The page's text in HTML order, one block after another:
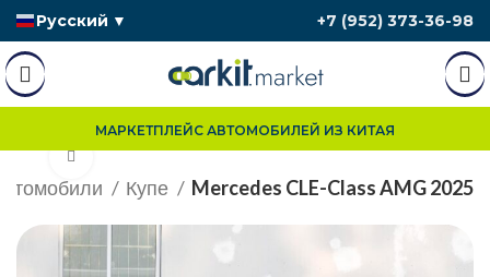
Русский ▼ +7 (952) 373-36-98
МАРКЕТПЛЕЙС АВТОМОБИЛЕЙ ИЗ КИТАЯ
Купе Mercedes CLE-Class AMG 2025